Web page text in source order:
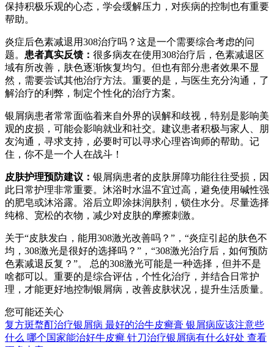
保持积极乐观的心态，学会缓解压力，对疾病的控制也有重要
帮助。
炎症后色素减退用308治疗吗？这是一个需要综合考虑的问
题。 患者真实反馈： 很多病友在使用308治疗后，色素减退区
域有所改善，肤色逐渐恢复均匀。但也有部分患者效果不显
然，需要尝试其他治疗方法。重要的是，与医生充分沟通，了
解治疗的利弊，制定个性化的治疗方案。
银屑病患者常常面临着来自外界的误解和歧视，特别是影响美
观的皮损，可能会影响就业和社交。建议患者积极与家人、朋
友沟通，寻求支持，必要时可以寻求心理咨询师的帮助。记
住，你不是一个人在战斗！
皮肤护理预防建议： 银屑病患者的皮肤屏障功能往往受损，因
此日常护理非常重要。沐浴时水温不宜过高，避免使用碱性强
的肥皂或沐浴露。浴后立即涂抹润肤剂，锁住水分。尽量选择
纯棉、宽松的衣物，减少对皮肤的摩擦刺激。
关于“皮肤发白，能用308激光改善吗？”，“炎症引起的肤色不
均，308激光是很好的选择吗？”，“308激光治疗后，如何预防
色素减退反复？”。 总的308激光可能是一种选择，但并不是
啥都可以。重要的是综合评估，个性化治疗，并结合日常护
理，才能更好地控制银屑病，改善皮肤状况，提升生活质量。
您可能还关心
复方斑蝥酊治疗银屑病 最好的治牛皮癣膏 银屑病应该注意些
什么 哪个国家能治好牛皮癣 针刀治疗银屑病有什么好处 查看